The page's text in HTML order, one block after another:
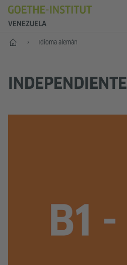
VENEZUELA
Inicio Idioma alemán
INDEPENDIENTE